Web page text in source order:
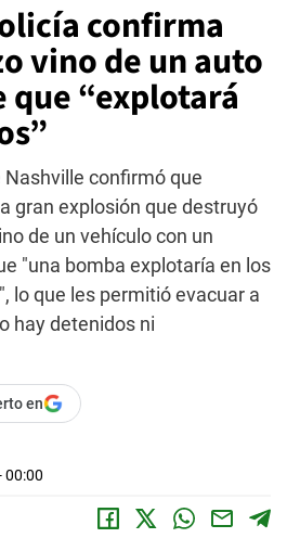
confirma
vino de un auto
que “explotará
Nashville confirmó que
gran explosión que destruyó
de un vehículo con un
"una bomba explotaría en los
lo que les permitió evacuar a
hay detenidos ni
en
00:00